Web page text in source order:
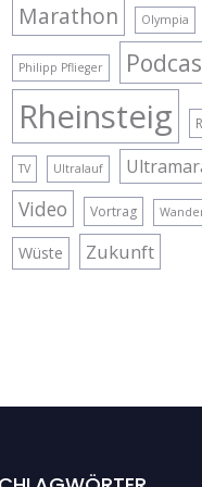
Marathon Olympia
Philipp Pflieger
Rheinsteig
TV Ultralauf
Video Vortrag
Wüste Zukunft